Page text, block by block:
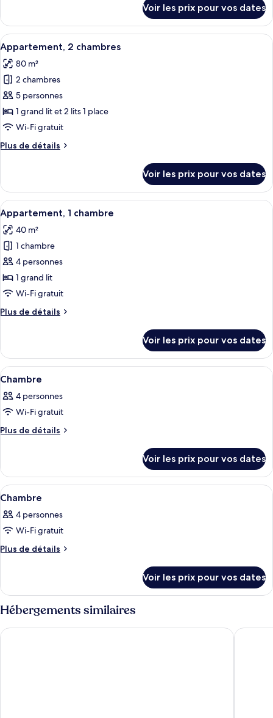
de
chambre :
Chambre
le
type
de
chambre
Chambre
Voir les prix pour vos dates
Afficher
toutes
les
photos
pour
ce
type
chambre :
chambres
Une chambre d’hôtel avec deux
9
Appartement, 2 chambres
80 m²
2 chambres
5 personnes
1 grand lit et 2 lits 1 place
Wi-Fi gratuit
Plus de détails
Plus
le
type
de
chambre
Appartement,
2
Voir les prix pour vos dates
Afficher
toutes
les
photos
pour
ce
type
chambre :
chambre
Un salon moderne avec un canapé,
10
Appartement, 1 chambre
40 m²
1 chambre
4 personnes
1 grand lit
Wi-Fi gratuit
Plus de détails
Plus
le
type
de
Appartement,
Voir les prix pour vos dates
Afficher
toutes
les
photos
pour
de
chambre :
Chambre
Une chambre d’hôtel avec un
14
Chambre
4 personnes
Wi-Fi gratuit
Plus de détails
Plus
le
type
de
Chambre
Voir les prix pour vos dates
Afficher
toutes
les
photos
pour
de
chambre :
Chambre
Une chambre d’hôtel avec un lit,
18
Chambre
4 personnes
Wi-Fi gratuit
Plus de détails
Plus
le
type
de
Chambre
Voir les prix pour vos dates
Hébergements similaires
Albatros Hotel Original